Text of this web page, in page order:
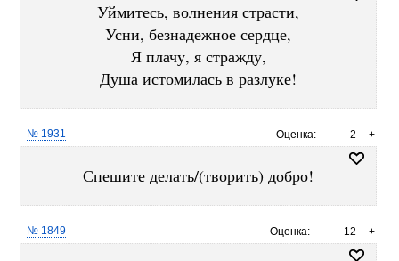
Уймитесь, волнения страсти,
Усни, безнадежное сердце,
Я плачу, я стражду,
Душа истомилась в разлуке!
Оценка: +
2
-
№ 1931
Спешите делать/(творить) добро!
Оценка: +
12
-
№ 1849